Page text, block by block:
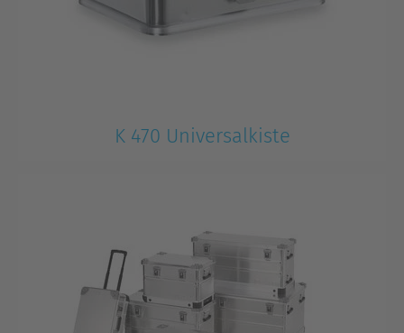
K 470 Universalkiste